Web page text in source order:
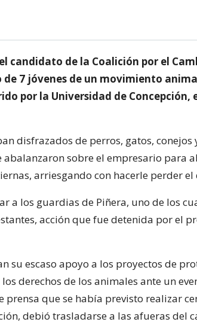
candidato de la Coalición por el
de 7 jóvenes de un movimiento
por la Universidad de Concepción,
disfrazados de perros, gatos, conejos
abalanzaron sobre el empresario para
arriesgando con hacerle perder
a los guardias de Piñera, uno de los
acción que fue detenida por el
su escaso apoyo a los proyectos de
derechos de los animales ante un
prensa que se había previsto realizar
debió trasladarse a las afueras del